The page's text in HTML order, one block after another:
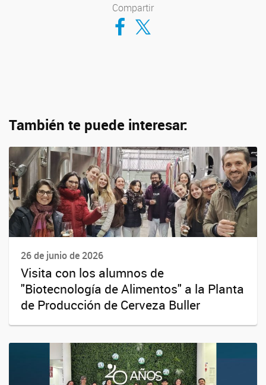
Compartir
Compartir en Facebook
Compartir en Twitter
También te puede interesar:
26 de junio de 2026
Visita con los alumnos de
"Biotecnología de Alimentos" a la Planta
de Producción de Cerveza Buller